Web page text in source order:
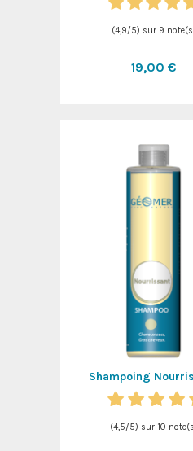
(4,9/5) sur 9
19,00 €
Shampoing
(4,5/5) sur 10